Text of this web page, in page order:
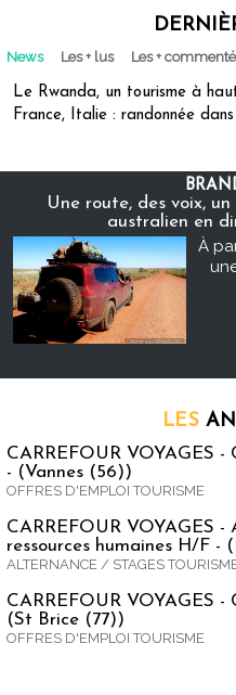
News Les + lus Les +
Le Rwanda, un tourisme à
France, Italie : randonnée
Une route, des voix,
australien en
À
LES
CARREFOUR VOYAGES -
- (Vannes (56))
OFFRES D'EMPLOI TOURISME
CARREFOUR VOYAGES
ressources humaines H/F -
ALTERNANCE / STAGES
CARREFOUR VOYAGES -
(St Brice (77))
OFFRES D'EMPLOI TOURISME